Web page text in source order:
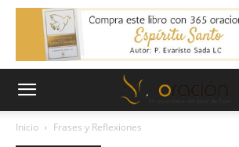
Inicio Frases y Reflexiones